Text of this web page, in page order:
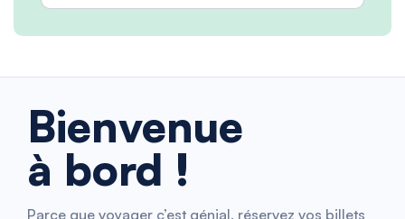
Bienvenue
à bord !
Parce que voyager c’est génial, réservez vos billets